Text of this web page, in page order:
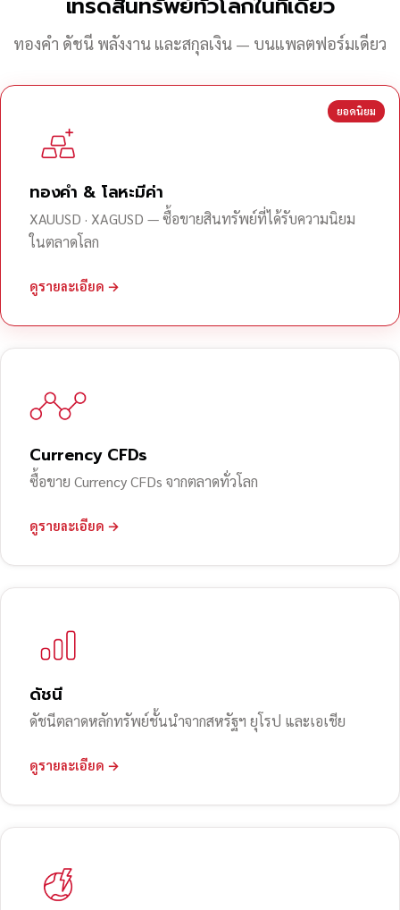
ทองคำ ดัชนี พลังงาน และสกุลเงิน — บนแพลตฟอร์มเดียว
ยอดนิยม
ทองคำ & โลหะมีค่า
XAUUSD · XAGUSD — ซื้อขายสินทรัพย์ที่ได้รับความนิยม
ในตลาดโลก
ดูรายละเอียด →
Currency CFDs
ซื้อขาย Currency CFDs จากตลาดทั่วโลก
ดูรายละเอียด →
ดัชนี
ดัชนีตลาดหลักทรัพย์ชั้นนำจากสหรัฐฯ ยุโรป และเอเชีย
ดูรายละเอียด →